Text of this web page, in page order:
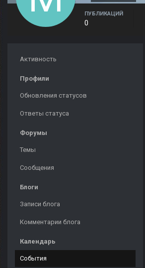
ПУБЛИКАЦИЙ
0
Активность
Профили
Обновления статусов
Ответы статуса
Форумы
Темы
Сообщения
Блоги
Записи блога
Комментарии блога
Календарь
События